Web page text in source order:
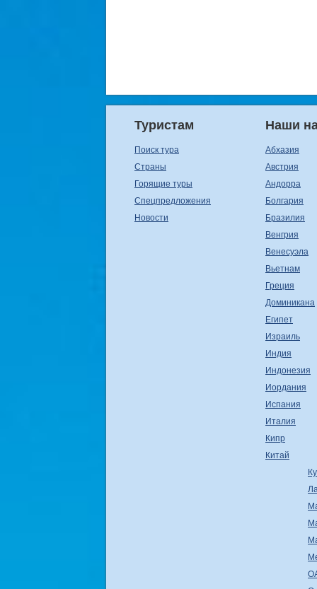
Туристам
Поиск тура
Страны
Горящие туры
Спецпредложения
Новости
Наши
Абхазия
Австрия
Андорра
Болгария
Бразилия
Венгрия
Венесуэла
Вьетнам
Греция
Доминикана
Египет
Израиль
Индия
Индонезия
Иордания
Испания
Италия
Кипр
Китай